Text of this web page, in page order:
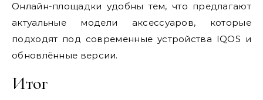
Онлайн-площадки удобны тем, что предлагают
актуальные модели аксессуаров, которые
подходят под современные устройства IQOS и
обновлённые версии.
Итог